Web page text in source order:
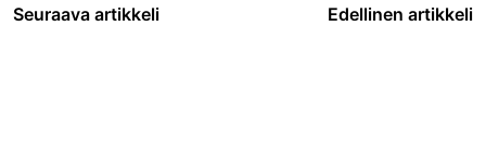
Seuraava artikkeli Edellinen artikkeli